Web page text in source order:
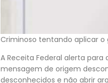
Criminoso tentando aplicar o
A Receita Federal alerta
mensagem de origem
desconhecidos e não abrir